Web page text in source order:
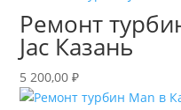
Ремонт
Jac Казань
5 200,00₽